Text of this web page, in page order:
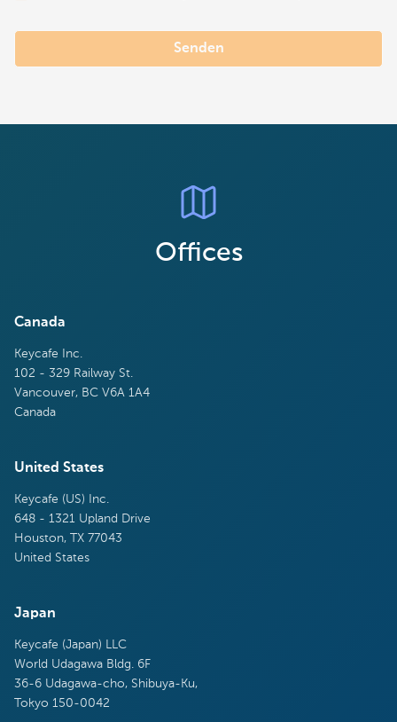
Senden
Offices
Canada
Keycafe Inc.
102 - 329 Railway St.
Vancouver, BC V6A 1A4
Canada
United States
Keycafe (US) Inc.
648 - 1321 Upland Drive
Houston, TX 77043
United States
Japan
Keycafe (Japan) LLC
World Udagawa Bldg. 6F
36-6 Udagawa-cho, Shibuya-Ku,
Tokyo 150-0042